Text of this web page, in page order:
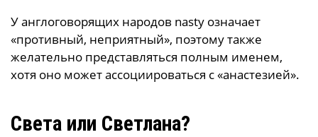
У англоговорящих народов nasty означает
«противный, неприятный», поэтому также
желательно представляться полным именем,
хотя оно может ассоциироваться с «анастезией».
Света или Светлана?